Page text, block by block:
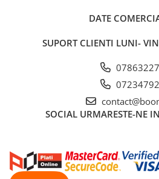
Angrenaje bicicleta
Foi angrenaj
Schimbator de viteze bicicleta
Schimbatoare fata
Manete schimbator si frana
Manete frana bicicleta
DATE
SUPORT CLIENTI LUNI-
SOCIAL URMARESTE-NE